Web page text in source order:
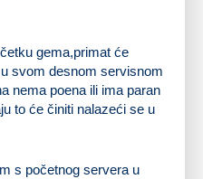
gema,primat će
svom desnom servisnom
nema poena ili ima paran
to će činiti nalazeći se u
s početnog servera u